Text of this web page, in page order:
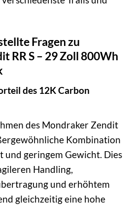
Fragen zu
RR S – 29 Zoll 800Wh
des 12K Carbon
des Mondraker Zendit
Kombination
und geringem Gewicht. Dies
Handling,
und erhöhtem
gleichzeitig eine hohe